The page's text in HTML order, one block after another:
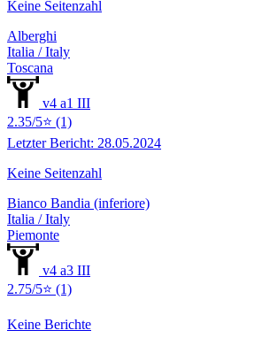
Keine Seitenzahl
Alberghi
Italia / Italy
Toscana
v4 a1 III
2.35/5⭐ (1)
Letzter Bericht: 28.05.2024
Keine Seitenzahl
Bianco Bandia (inferiore)
Italia / Italy
Piemonte
v4 a3 III
2.75/5⭐ (1)
Keine Berichte